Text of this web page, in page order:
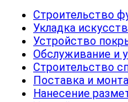
Строительство
Укладка
Устройство
Обслуживание и
Строительство
Поставка и
Нанесение